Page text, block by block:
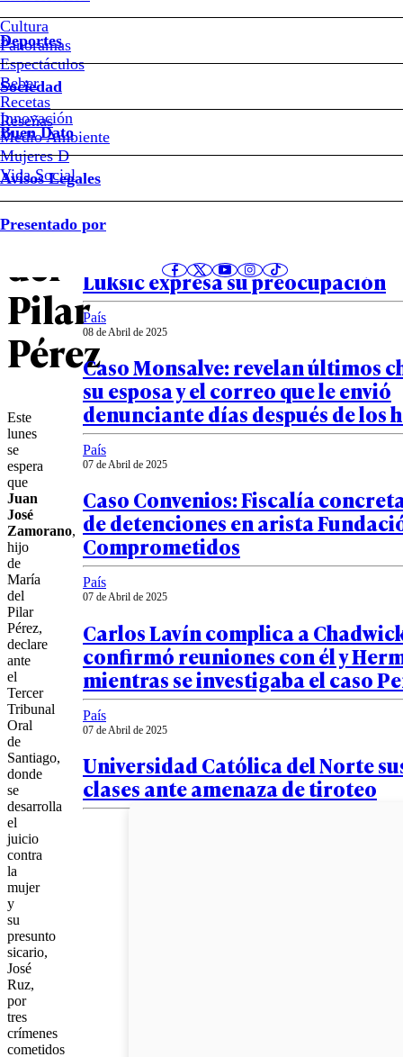
Cultura
Panoramas
Espectáculos
Beber
Recetas
Reseñas
Deportes
Sociedad
Innovación
Medio Ambiente
Mujeres D
Vida Social
Buen Dato
Avisos Legales
Presentado por
hoy
declare
hijo
de
María
del
Pilar
Pérez
Este
lunes
se
espera
que
Juan
José
Zamorano,
hijo
de
María
del
Pilar
Pérez,
declare
ante
el
Tercer
Tribunal
Oral
de
Santiago,
donde
se
desarrolla
el
juicio
contra
la
mujer
y
su
presunto
sicario,
José
Ruz,
por
tres
crímenes
cometidos
Notas relacionadas
08 de Abril de 2025
Cobre: tensa calma ante
Luksic expresa su preocupación
País
08 de Abril de 2025
Caso Monsalve: revelan últimos
su esposa y el correo que le envió
denunciante días después de los
País
07 de Abril de 2025
Caso Convenios: Fiscalía
de detenciones en arista
Comprometidos
País
07 de Abril de 2025
Carlos Lavín complica a
confirmó reuniones con él y
mientras se investigaba el caso
País
07 de Abril de 2025
Universidad Católica del Norte
clases ante amenaza de tiroteo